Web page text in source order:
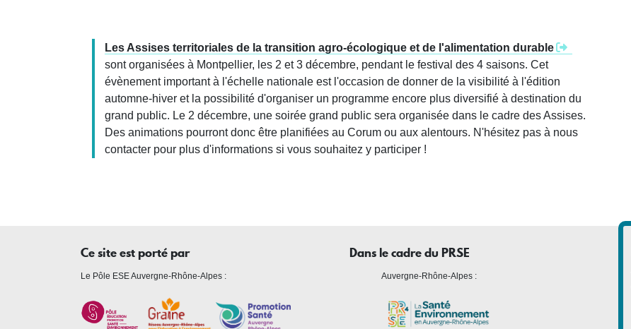
Les Assises territoriales de la transition agro-écologique et de l'alimentation durable
sont organisées à Montpellier, les 2 et 3 décembre, pendant le festival des 4 saisons. Cet
évènement important à l'échelle nationale est l'occasion de donner de la visibilité à l'édition
automne-hiver et la possibilité d'organiser un programme encore plus diversifié à destination du
grand public. Le 2 décembre, une soirée grand public sera organisée dans le cadre des Assises.
Des animations pourront donc être planifiées au Corum ou aux alentours. N'hésitez pas à nous
contacter pour plus d'informations si vous souhaitez y participer !
Ce site est porté par
Le Pôle ESE Auvergne-Rhône-Alpes :
Dans le cadre du PRSE
Auvergne-Rhône-Alpes :